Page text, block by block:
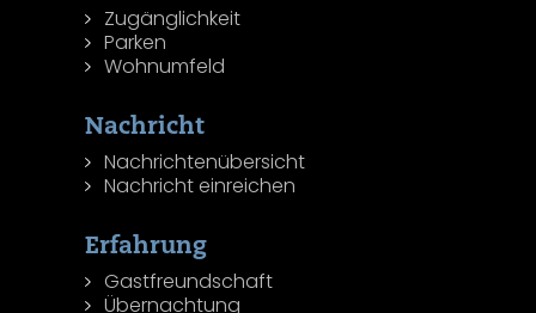
Zugänglichkeit
Parken
Wohnumfeld
Nachricht
Nachrichtenübersicht
Nachricht einreichen
Erfahrung
Gastfreundschaft
Übernachtung